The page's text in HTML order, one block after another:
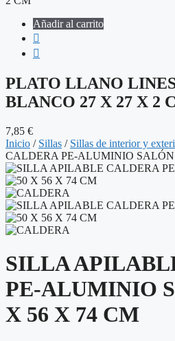
Añadir al carrito
PLATO LLANO
BLANCO 27 X 27 X 2
7,85 €
Inicio / Sillas / Sillas de interior y
CALDERA PE-ALUMINIO SALÓN
SILLA
PE-ALUMINIO
X 56 X 74 CM